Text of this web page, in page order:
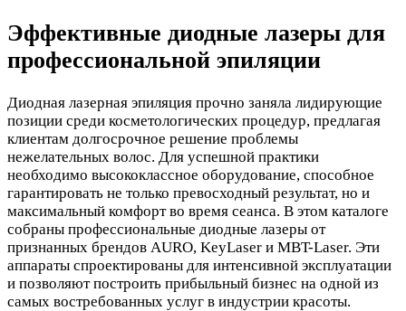
Эффективные диодные лазеры для
профессиональной эпиляции
Диодная лазерная эпиляция прочно заняла лидирующие
позиции среди косметологических процедур, предлагая
клиентам долгосрочное решение проблемы
нежелательных волос. Для успешной практики
необходимо высококлассное оборудование, способное
гарантировать не только превосходный результат, но и
максимальный комфорт во время сеанса. В этом каталоге
собраны профессиональные диодные лазеры от
признанных брендов AURO, KeyLaser и MBT-Laser. Эти
аппараты спроектированы для интенсивной эксплуатации
и позволяют построить прибыльный бизнес на одной из
самых востребованных услуг в индустрии красоты.